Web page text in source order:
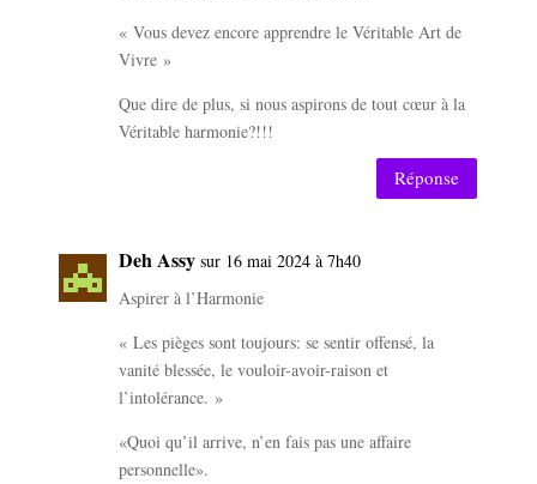
« Vous devez encore apprendre le Véritable Art de
Vivre »
Que dire de plus, si nous aspirons de tout cœur à la
Véritable harmonie?!!!
Réponse
Deh Assy sur 16 mai 2024 à 7h40
Aspirer à l’Harmonie
« Les pièges sont toujours: se sentir offensé, la
vanité blessée, le vouloir-avoir-raison et
l’intolérance. »
«Quoi qu’il arrive, n’en fais pas une affaire
personnelle».